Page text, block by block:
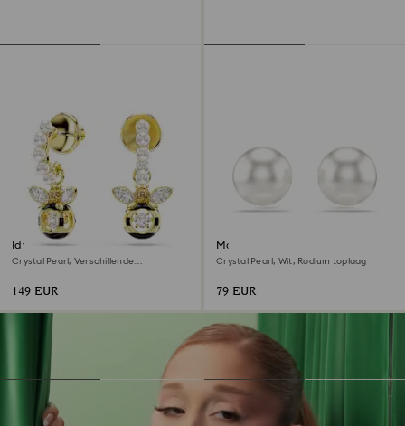
Idyllia Oorhangers
Crystal Pearl, Verschillende
149 EUR
Matrix Oorknopjes
Crystal Pearl, Wit, Rodium toplaag
79 EUR